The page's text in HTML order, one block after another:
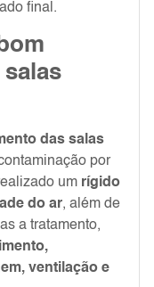
final.
das salas
por
um rígido
do ar, além de
a tratamento,
ventilação e